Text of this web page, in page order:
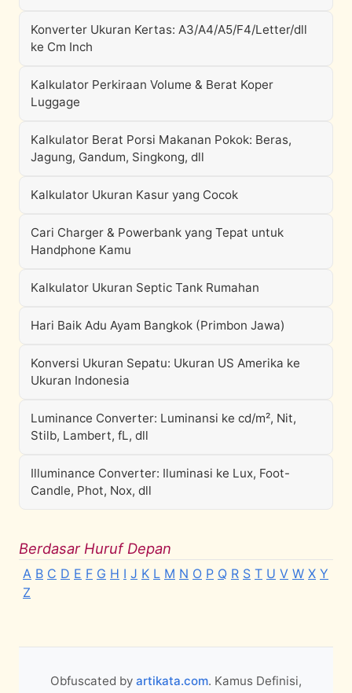
Konverter Ukuran Kertas: A3/A4/A5/F4/Letter/dll
ke Cm Inch
Kalkulator Perkiraan Volume & Berat Koper
Luggage
Kalkulator Berat Porsi Makanan Pokok: Beras,
Jagung, Gandum, Singkong, dll
Kalkulator Ukuran Kasur yang Cocok
Cari Charger & Powerbank yang Tepat untuk
Handphone Kamu
Kalkulator Ukuran Septic Tank Rumahan
Hari Baik Adu Ayam Bangkok (Primbon Jawa)
Konversi Ukuran Sepatu: Ukuran US Amerika ke
Ukuran Indonesia
Luminance Converter: Luminansi ke cd/m², Nit,
Stilb, Lambert, fL, dll
Illuminance Converter: Iluminasi ke Lux, Foot-
Candle, Phot, Nox, dll
Berdasar Huruf Depan
A B C D E F G H I J K L M N O P Q R S T U V W X Y
Z
Obfuscated by artikata.com. Kamus Definisi,